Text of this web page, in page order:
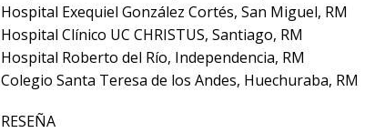
Hospital Exequiel González Cortés, San Miguel, RM
Hospital Clínico UC CHRISTUS, Santiago, RM
Hospital Roberto del Río, Independencia, RM
Colegio Santa Teresa de los Andes, Huechuraba, RM
RESEÑA